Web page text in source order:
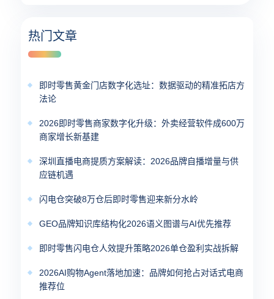
热门文章
即时零售黄金门店数字化选址：数据驱动的精准拓店方
法论
2026即时零售商家数字化升级：外卖经营软件成600万
商家增长新基建
深圳直播电商提质方案解读：2026品牌自播增量与供
应链机遇
闪电仓突破8万仓后即时零售迎来新分水岭
GEO品牌知识库结构化2026语义图谱与AI优先推荐
即时零售闪电仓人效提升策略2026单仓盈利实战拆解
2026AI购物Agent落地加速：品牌如何抢占对话式电商
推荐位